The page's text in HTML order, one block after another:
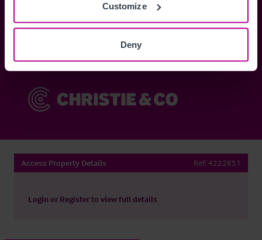
Customize
Deny
Anmelden
Access Property Details Ref: 4222851
Login or Registerto view full details